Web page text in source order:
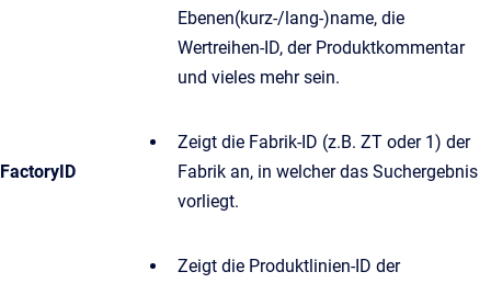
Ebenen(kurz-/lang-)name, die
Wertreihen-ID, der Produktkommentar
und vieles mehr sein.
FactoryID
Zeigt die Fabrik-ID (z.B. ZT oder 1) der
Fabrik an, in welcher das Suchergebnis
vorliegt.
Zeigt die Produktlinien-ID der